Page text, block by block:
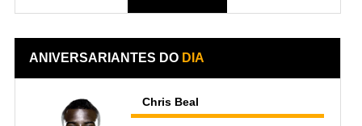
ANIVERSARIANTES DO DIA
Chris Beal